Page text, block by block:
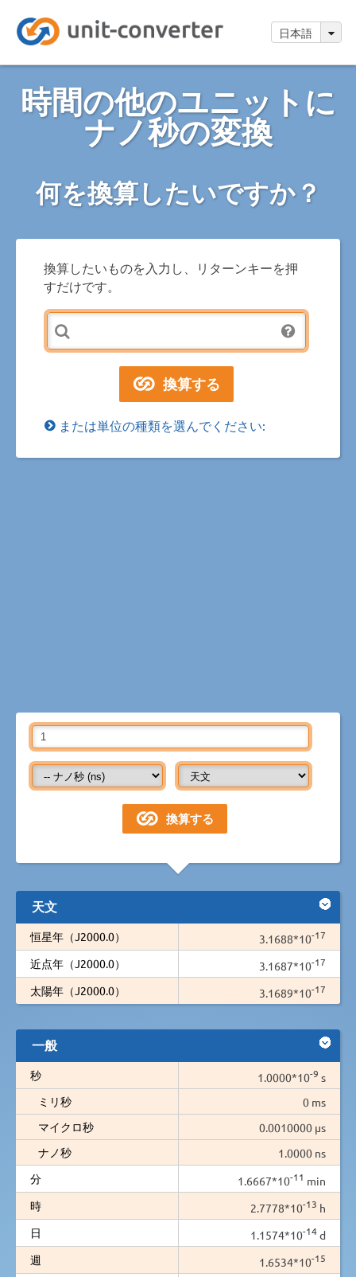
日本語
時間の他のユニットに
ナノ秒の変換
何を換算したいですか？
換算したいものを入力し、リターンキーを押
すだけです。
または単位の種類を選んでください:
天文
恒星年（J2000.0） 3.1688*10-17
近点年（J2000.0） 3.1687*10-17
太陽年（J2000.0） 3.1689*10-17
一般
秒 1.0000*10-9 s
ミリ秒
0 ms
マイクロ秒
0.0010000 µs
ナノ秒
1.0000 ns
分
1.6667*10-11 min
時
2.7778*10-13 h
日
1.1574*10-14d
週
1.6534*10-15